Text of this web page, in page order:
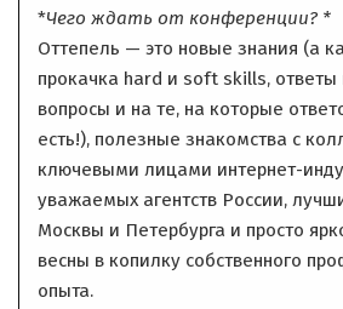
*Чего ждать от конференции? *
Оттепель — это новые знания (а
прокачка hard и soft skills, ответы
вопросы и на те, на которые
есть!), полезные знакомства с
ключевыми лицами интернет-
уважаемых агентств России,
Москвы и Петербурга и просто
весны в копилку собственного
опыта.